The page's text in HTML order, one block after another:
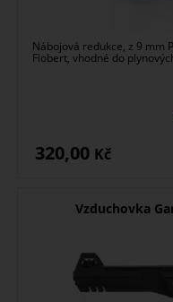
Nábojová redukce, z 9 mm
Flobert, vhodné do
320,00 Kč
Vzduchovka